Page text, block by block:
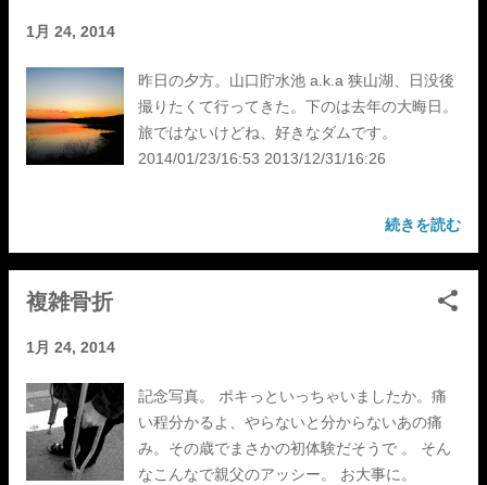
1月 24, 2014
昨日の夕方。山口貯水池 a.k.a 狭山湖、日没後
撮りたくて行ってきた。下のは去年の大晦日。
旅ではないけどね、好きなダムです。
2014/01/23/16:53 2013/12/31/16:26
続きを読む
複雑骨折
1月 24, 2014
記念写真。 ポキっといっちゃいましたか。痛
い程分かるよ、やらないと分からないあの痛
み。その歳でまさかの初体験だそうで 。 そん
なこんなで親父のアッシー。 お大事に。